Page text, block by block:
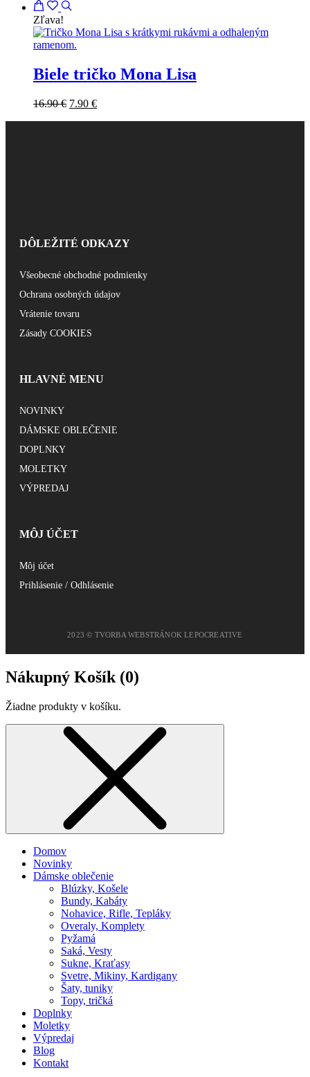
Zľava!
Biele tričko Mona Lisa
16.90€ 7.90 €
DÔLEŽITÉ ODKAZY
Všeobecné obchodné podmienky
Ochrana osobných údajov
Vrátenie tovaru
Zásady COOKIES
HLAVNÉ MENU
NOVINKY
DÁMSKE OBLEČENIE
DOPLNKY
MOLETKY
VÝPREDAJ
MÔJ ÚČET
Môj účet
Prihlásenie / Odhlásenie
2023 © TVORBA WEBSTRÁNOK LEPOCREATIVE
Nákupný Košík (0)
Žiadne produkty v košíku.
Domov
Novinky
Dámske oblečenie
Blúzky, Košele
Bundy, Kabáty
Nohavice, Rifle, Tepláky
Overaly, Komplety
Pyžamá
Saká, Vesty
Sukne, Kraťasy
Svetre, Mikiny, Kardigany
Šaty, tuniky
Topy, tričká
Doplnky
Moletky
Výpredaj
Blog
Kontakt